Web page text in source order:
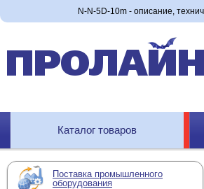
N-N-5D-10m - описание,
Каталог товаров
Поставка промышленного
оборудования